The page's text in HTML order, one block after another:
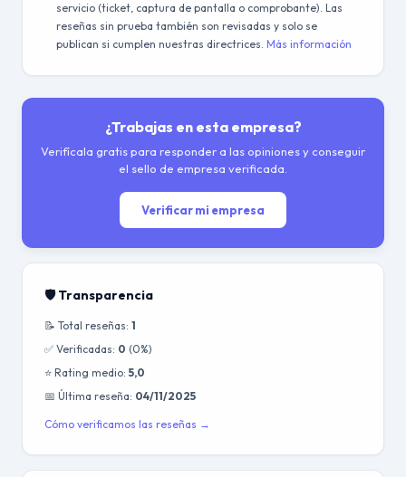
servicio (ticket, captura de pantalla o comprobante). Las
reseñas sin prueba también son revisadas y solo se
publican si cumplen nuestras directrices. Más información
¿Trabajas en esta empresa?
Verifícala gratis para responder a las opiniones y conseguir
el sello de empresa verificada.
Verificar mi empresa
🛡️ Transparencia
📝 Total reseñas: 1
✅ Verificadas: 0 (0%)
⭐ Rating medio: 5,0
📅 Última reseña: 04/11/2025
Cómo verificamos las reseñas →